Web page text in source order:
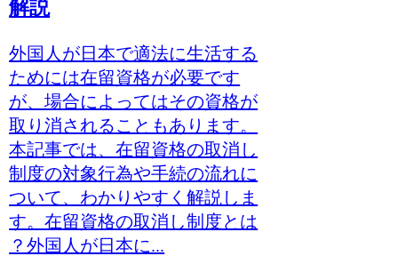
解説
外国人が日本で適法に生活する
ためには在留資格が必要です
が、場合によってはその資格が
取り消されることもあります。
本記事では、在留資格の取消し
制度の対象行為や手続の流れに
ついて、わかりやすく解説しま
す。在留資格の取消し制度とは
？外国人が日本に...